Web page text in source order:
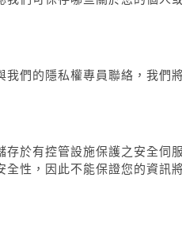
們的隱私權專員聯絡，我們
於有控管設施保護之安全伺
性，因此不能保證您的資訊